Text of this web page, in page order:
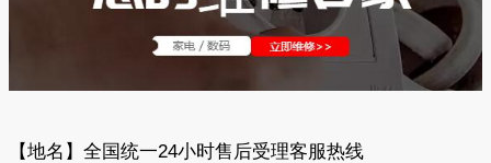
【地名】全国统一24小时售后受理客服热线